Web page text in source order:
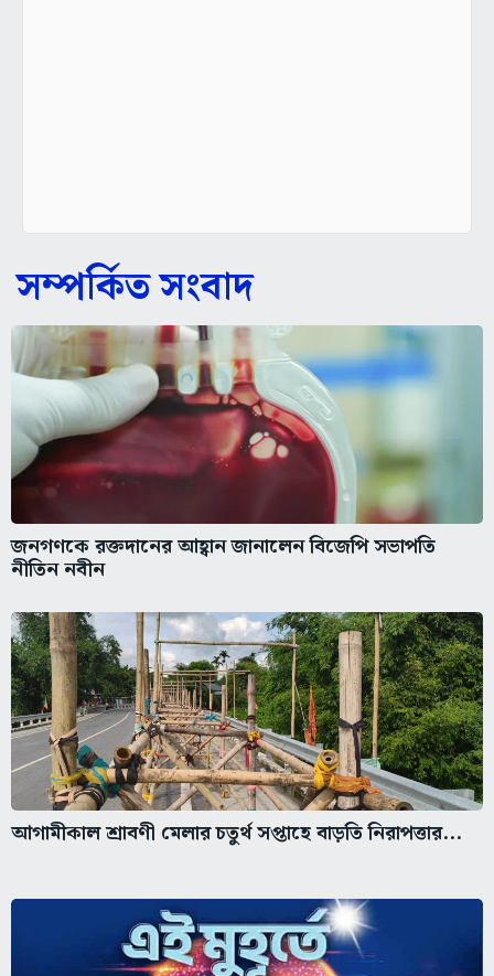
সম্পর্কিত সংবাদ
জনগণকে রক্তদানের আহ্বান জানালেন বিজেপি সভাপতি
নীতিন নবীন
আগামীকাল শ্রাবণী মেলার চতুর্থ সপ্তাহে বাড়তি নিরাপত্তার...